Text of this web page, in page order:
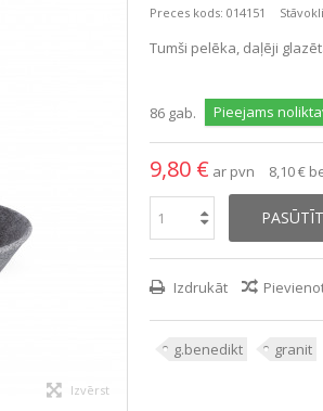
Izvērst
Preces kods: 014151
Tumši pelēka, daļēji
86 gab. Pieejams
9,80 € ar pvn 8,10 €
PASŪTĪT
Izdrukāt
g.benedikt granit